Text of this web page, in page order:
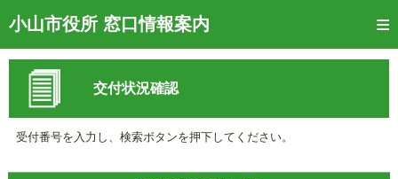
小山市役所 窓口情報案内
トップページ
窓口混雑状況
待ち状況確認
交付状況確認
受付番号を入力し、検索ボタンを押下してください。